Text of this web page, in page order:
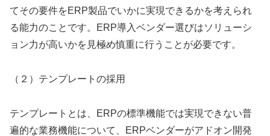
てその要件をERP製品でいかに実現できるかを考えられ
る能力のことです。ERP導入ベンダー選びはソリューシ
ョン力が高いかを見極め慎重に行うことが必要です。
（２）テンプレートの採用
テンプレートとは、ERPの標準機能では実現できない普
遍的な業務機能について、ERPベンダーがアドオン開発